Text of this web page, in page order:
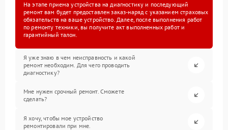
На этапе приема устройства на диагностику и последующий
ремонт вам будет предоставлен заказ-наряд с указанием страховых
обязательств на ваше устройство. Далее, после выполнения работ
по ремонту техники, вы получите акт выполненных работ и
гарантийный талон.
Я уже знаю в чем неисправность и какой
ремонт необходим. Для чего проводить
диагностику?
Мне нужен срочный ремонт. Сможете
сделать?
Я хочу, чтобы мое устройство
ремонтировали при мне.